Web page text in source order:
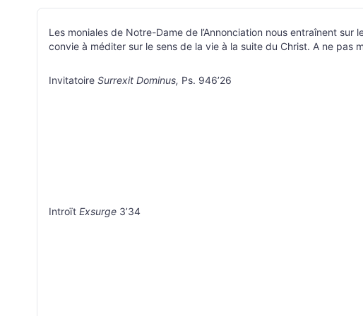
Les moniales de Notre-Dame de l’Annonciation nous entraînent
convie à méditer sur le sens de la vie à la suite du Christ. A ne pas
Invitatoire Surrexit Dominus, Ps. 946’26
Introït Exsurge 3’34